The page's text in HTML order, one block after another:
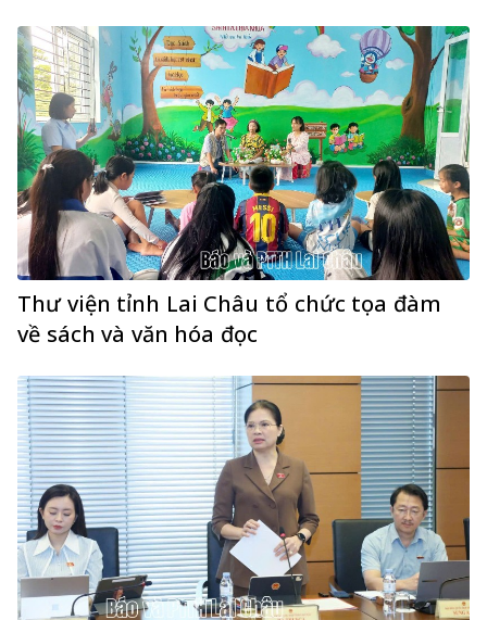
Thư viện tỉnh Lai Châu tổ chức tọa đàm
về sách và văn hóa đọc